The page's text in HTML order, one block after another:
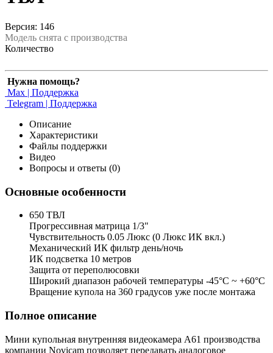
Версия: 146
Модель снята с производства
Количество
Нужна помощь?
Max | Поддержка
Telegram | Поддержка
Описание
Характеристики
Файлы поддержки
Видео
Вопросы и ответы (0)
Основные особенности
650 ТВЛ
Прогрессивная матрица 1/3"
Чувствительность 0.05 Люкс (0 Люкс ИК вкл.)
Механический ИК фильтр день/ночь
ИК подсветка 10 метров
Защита от переполюсовки
Широкий диапазон рабочей температуры -45°С ~ +60°С
Вращение купола на 360 градусов уже после монтажа
Полное описание
Мини купольная внутренняя видеокамера А61 производства
компании Novicam позволяет передавать аналоговое